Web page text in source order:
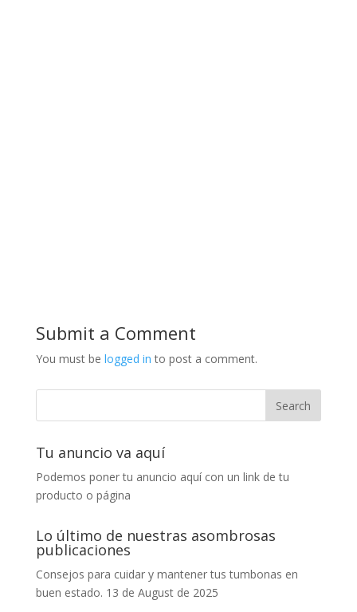
Submit a Comment
You must be logged in to post a comment.
Tu anuncio va aquí
Podemos poner tu anuncio aquí con un link de tu
producto o página
Lo último de nuestras asombrosas
publicaciones
Consejos para cuidar y mantener tus tumbonas en
buen estado. 13 de August de 2025